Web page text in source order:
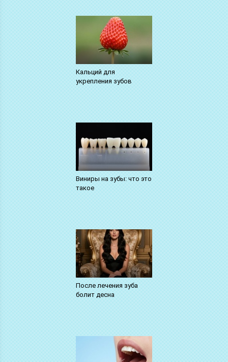
Кальций для
укрепления зубов
Виниры на зубы: что это
такое
После лечения зуба
болит десна